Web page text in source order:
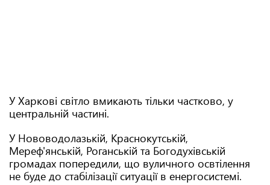
У Харкові світло вмикають тільки частково, у
центральній частині.
У Нововодолазькій, Краснокутській,
Мереф'янській, Роганській та Богодухівській
громадах попередили, що вуличного освтілення
не буде до стабілізації ситуації в енергосистемі.